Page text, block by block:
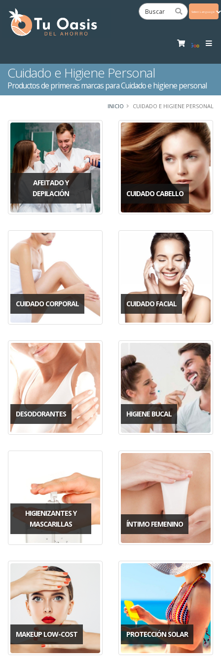
Cuidado e Higiene Personal
Productos de primeras marcas para Cuidado e higiene personal
INICIO CUIDADO E HIGIENE PERSONAL
AFEITADO Y
DEPILACIÓN
CUIDADO CABELLO
CUIDADO CORPORAL CUIDADO FACIAL
DESODORANTES HIGIENE BUCAL
HIGIENIZANTES Y
MASCARILLAS
ÍNTIMO FEMENINO
MAKEUP LOW-COST PROTECCIÓN SOLAR